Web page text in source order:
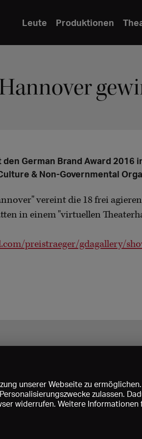
Leute Produktionen
German Brand Award 2016
& Non-Governmental
vereint die 18 frei
in einem "virtuellen
preistraeger/gdagallery/
unserer Webseite zu
zulassen.
widerrufen. Weitere Informationen